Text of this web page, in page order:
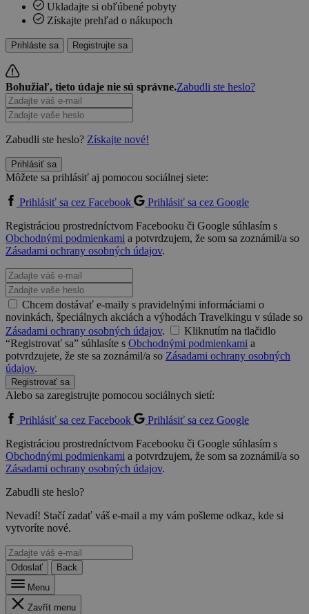
Ukladajte si obľúbené pobyty
Získajte prehľad o nákupoch
Prihláste sa Registrujte sa
Bohužiaľ, tieto údaje nie sú správne.Zabudli ste heslo?
Zabudli ste heslo? Získajte nové!
Prihlásiť sa
Môžete sa prihlásiť aj pomocou sociálnej siete:
Prihlásiť sa cez Facebook
Prihlásiť sa cez Google
Registráciou prostredníctvom Facebooku či Google súhlasím s
Obchodnými podmienkami a potvrdzujem, že som sa zoznámil/a so
Zásadami ochrany osobných údajov.
Chcem dostávať e-maily s pravidelnými informáciami o
novinkách, špeciálnych akciách a výhodách Travelkingu v súlade so
Zásadami ochrany osobných údajov.
Kliknutím na tlačidlo
“Registrovať sa” súhlasíte s Obchodnými podmienkami a
potvrdzujete, že ste sa zoznámil/a so Zásadami ochrany osobných
údajov.
Registrovať sa
Alebo sa zaregistrujte pomocou sociálnych sietí:
Prihlásiť sa cez Facebook
Prihlásiť sa cez Google
Registráciou prostredníctvom Facebooku či Google súhlasím s
Obchodnými podmienkami a potvrdzujem, že som sa zoznámil/a so
Zásadami ochrany osobných údajov.
Zabudli ste heslo?
Nevadí! Stačí zadať váš e-mail a my vám pošleme odkaz, kde si
vytvoríte nové.
Odoslať
Back
Menu
Zavřít menu